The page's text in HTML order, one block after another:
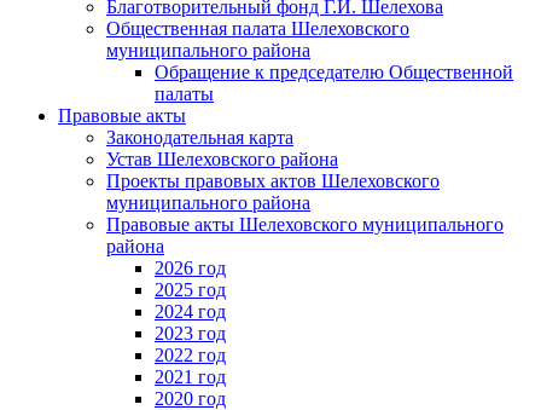
Благотворительный фонд Г.И. Шелехова
Общественная палата Шелеховского
муниципального района
Обращение к председателю Общественной
палаты
Правовые акты
Законодательная карта
Устав Шелеховского района
Проекты правовых актов Шелеховского
муниципального района
Правовые акты Шелеховского муниципального
района
2026 год
2025 год
2024 год
2023 год
2022 год
2021 год
2020 год